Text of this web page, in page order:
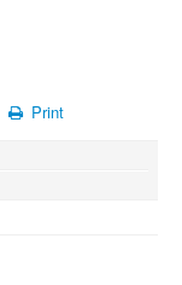
Print